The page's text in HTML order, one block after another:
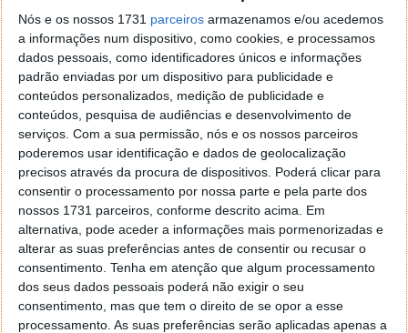
Nós e os nossos 1731 parceiros armazenamos e/ou acedemos
a informações num dispositivo, como cookies, e processamos
dados pessoais, como identificadores únicos e informações
padrão enviadas por um dispositivo para publicidade e
conteúdos personalizados, medição de publicidade e
conteúdos, pesquisa de audiências e desenvolvimento de
serviços. Com a sua permissão, nós e os nossos parceiros
poderemos usar identificação e dados de geolocalização
precisos através da procura de dispositivos. Poderá clicar para
consentir o processamento por nossa parte e pela parte dos
nossos 1731 parceiros, conforme descrito acima. Em
alternativa, pode aceder a informações mais pormenorizadas e
alterar as suas preferências antes de consentir ou recusar o
consentimento. Tenha em atenção que algum processamento
dos seus dados pessoais poderá não exigir o seu
consentimento, mas que tem o direito de se opor a esse
processamento. As suas preferências serão aplicadas apenas a
YouTube
Resolvido o problema de gravação de DVD's
Adicionado suporte para WebM(VP8)
Melhorado o output do formato WMV
Adicionado suporte para o youtu.be
Vejaaqui as alterações das últimas versões.
Licença: Freeware
Sistemas Operativos:
Windows 2K/ XP/ Vista/ 7
Download:Any Video
Converter 3.2.7[22.26MB] Homepage:Any
Video Converter